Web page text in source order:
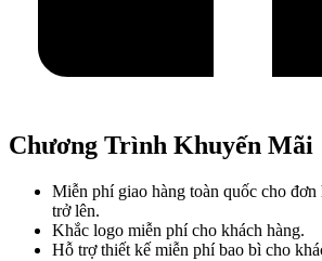
Chương Trình Khuyến Mãi
Miễn phí giao hàng toàn quốc cho
trở lên.
Khắc logo miễn phí cho khách hàng.
Hỗ trợ thiết kế miễn phí bao bì cho